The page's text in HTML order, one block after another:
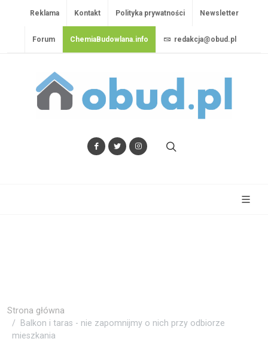
Reklama Kontakt Polityka prywatności Newsletter
Forum ChemiaBudowlana.info redakcja@obud.pl
Strona główna
Balkon i taras - nie zapomnijmy o nich przy odbiorze
mieszkania